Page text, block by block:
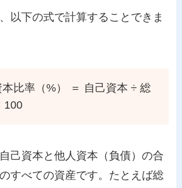
以下の式で計算することできま
本比率（%） ＝ 自己資本 ÷ 総
100
己資本と他人資本（負債）の合
すべての資産です。たとえば総